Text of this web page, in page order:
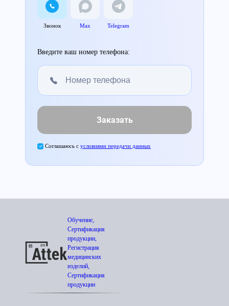
Звонок Max Telegram
Введите ваш номер телефона:
Заказать
Соглашаюсь с условиями передачи данных
Обучение,
Сертификация
продукции,
Регистрация
медицинских
изделий,
Сертификация
продукции